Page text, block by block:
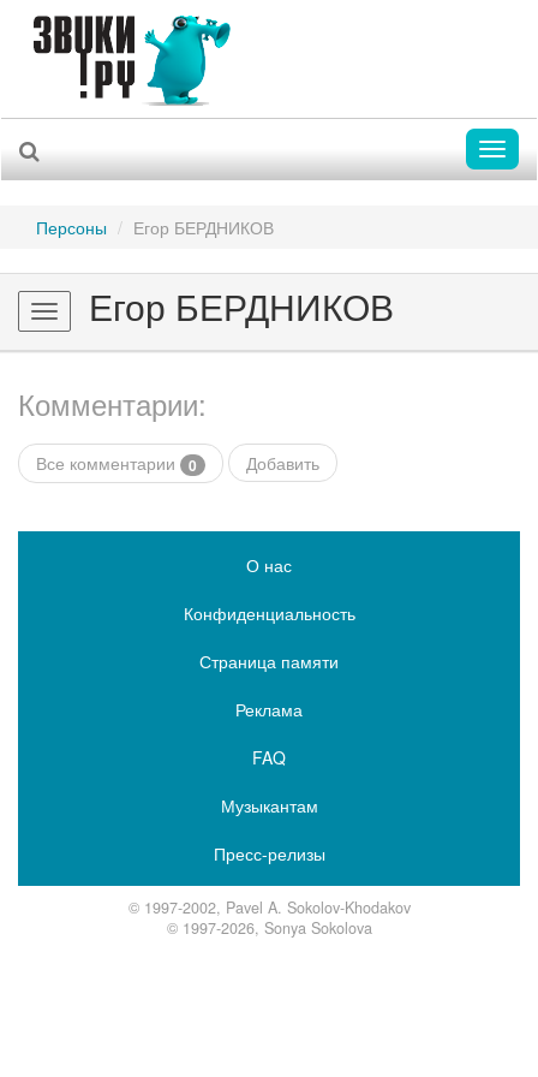
Персоны Егор БЕРДНИКОВ
Toggle
navigation
Егор БЕРДНИКОВ
Комментарии:
Все комментарии 0 Добавить
О нас
Конфиденциальность
Страница памяти
Реклама
FAQ
Музыкантам
Пресс-релизы
© 1997-2002, Pavel A. Sokolov-Khodakov
© 1997-2026, Sonya Sokolova